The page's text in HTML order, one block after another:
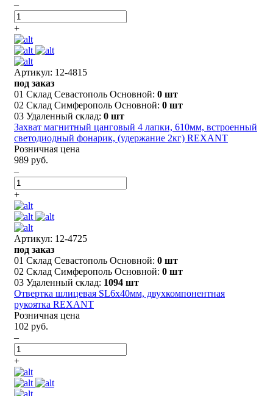
–
+
Артикул: 12-4815
под заказ
01 Склад Севастополь Основной: 0 шт
02 Склад Симферополь Основной: 0 шт
03 Удаленный склад: 0 шт
Захват магнитный цанговый 4 лапки, 610мм, встроенный
светодиодный фонарик, (удержание 2кг) REXANT
Розничная цена
989 руб.
–
+
Артикул: 12-4725
под заказ
01 Склад Севастополь Основной: 0 шт
02 Склад Симферополь Основной: 0 шт
03 Удаленный склад: 1094 шт
Отвертка шлицевая SL6х40мм, двухкомпонентная
рукоятка REXANT
Розничная цена
102 руб.
–
+